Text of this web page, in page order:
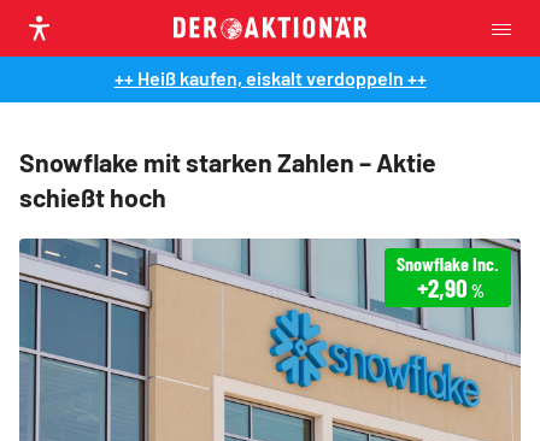
++ Heiß kaufen, eiskalt verdoppeln ++
Snowflake mit starken Zahlen – Aktie
schießt hoch
Snowflake Inc.
+2,90 %